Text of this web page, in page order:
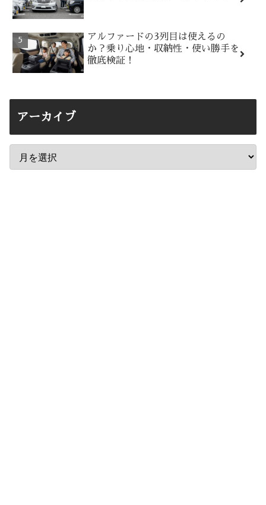
アルファードの3列目は使えるの
か？乗り心地・収納性・使い勝手を
徹底検証！
アーカイブ